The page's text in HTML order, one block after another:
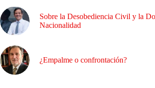
Sobre la Desobediencia Civil y la
Nacionalidad
¿Empalme o confrontación?